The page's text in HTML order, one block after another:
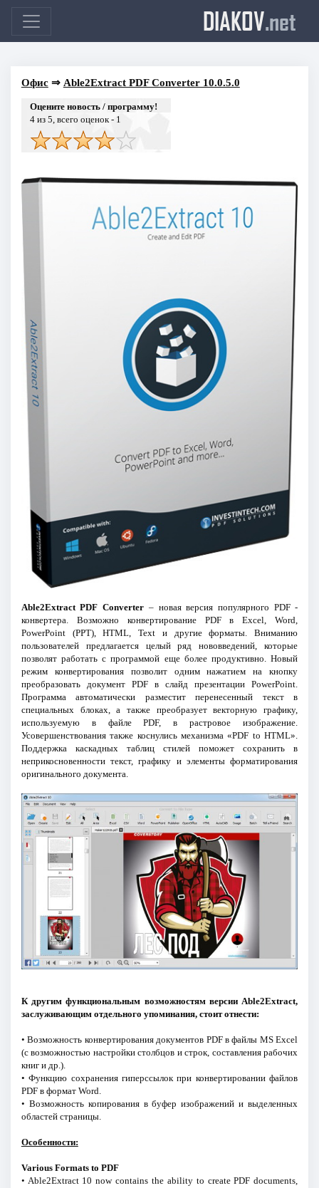
DIAKOV.net
Офис⇒ Able2Extract PDF Converter 10.0.5.0
Оцените новость / программу!
4из 5, всего оценок - 1
Able2Extract PDF Converter – новая версия популярного PDF -
конвертера. Возможно конвертирование PDF в Excel, Word,
PowerPoint (PPT), HTML, Text и другие форматы. Вниманию
пользователей предлагается целый ряд нововведений, которые
позволят работать с программой еще более продуктивно. Новый
режим конвертирования позволит одним нажатием на кнопку
преобразовать документ PDF в слайд презентации PowerPoint.
Программа автоматически разместит перенесенный текст в
специальных блоках, а также преобразует векторную графику,
используемую в файле PDF, в растровое изображение.
Усовершенствования также коснулись механизма «PDF to HTML».
Поддержка каскадных таблиц стилей поможет сохранить в
неприкосновенности текст, графику и элементы форматирования
оригинального документа.
К другим функциональным возможностям версии Able2Extract,
заслуживающим отдельного упоминания, стоит отнести:
• Возможность конвертирования документов PDF в файлы MS Excel
(с возможностью настройки столбцов и строк, составления рабочих
книг и др.).
• Функцию сохранения гиперссылок при конвертировании файлов
PDF в формат Word.
• Возможность копирования в буфер изображений и выделенных
областей страницы.
Особенности:
Various Formats to PDF
• Able2Extract 10 now contains the ability to create PDF documents,